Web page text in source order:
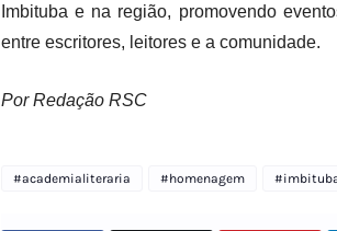
Imbituba e na região, promovendo
entre escritores, leitores e a comunidade.
Por Redação RSC
#academialiteraria #homenagem